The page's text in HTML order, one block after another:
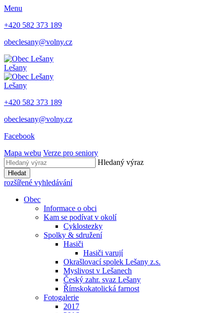
Menu
+420 582 373 189
obeclesany@volny.cz
Lešany
Lešany
+420 582 373 189
obeclesany@volny.cz
Facebook
Mapa webu Verze pro seniory
Hledaný výraz
Hledat
rozšířené vyhledávání
Obec
Informace o obci
Kam se podívat v okolí
Cyklostezky
Spolky & sdružení
Hasiči
Hasiči varují
Okrašlovací spolek Lešany z.s.
Myslivost v Lešanech
Český zahr. svaz Lešany
Římskokatolická farnost
Fotogalerie
2017